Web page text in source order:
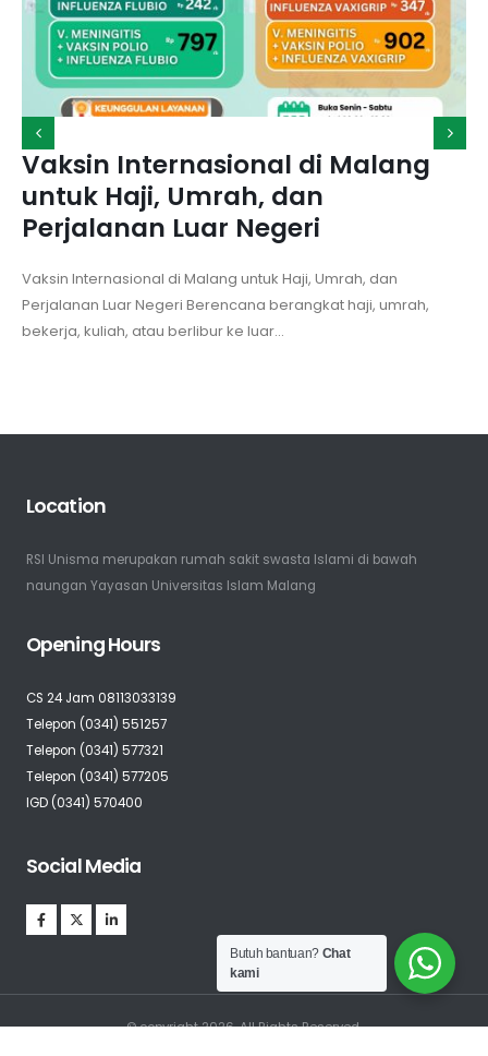
Vaksin Internasional di Malang
untuk Haji, Umrah, dan
Perjalanan Luar Negeri
Vaksin Internasional di Malang untuk Haji, Umrah, dan
Perjalanan Luar Negeri Berencana berangkat haji, umrah,
bekerja, kuliah, atau berlibur ke luar...
Location
RSI Unisma merupakan rumah sakit swasta Islami di bawah
naungan Yayasan Universitas Islam Malang
Opening Hours
CS 24 Jam 08113033139
Telepon (0341) 551257
Telepon (0341) 577321
Telepon (0341) 577205
IGD (0341) 570400
Social Media
© copyright 2026. All Rights Reserved.
Butuh bantuan? Chat
kami